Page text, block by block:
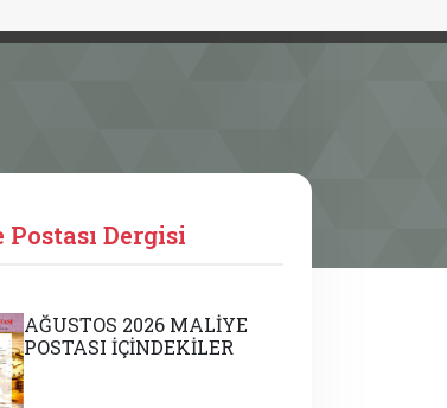
Dergisi
AĞUSTOS 2026 MALİYE
POSTASI İÇİNDEKİLER